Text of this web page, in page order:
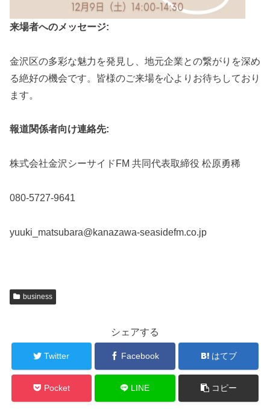
来場者へのメッセージ:
金沢区の多彩な魅力を発見し、地元企業との繋がりを深め
る絶好の機会です。皆様のご来場を心よりお待ちしており
ます。
報道関係者向け連絡先:
株式会社金沢シーサイドFM 共同代表取締役 松原勇稀
080-5727-9641
yuuki_matsubara@kanazawa-seasidefm.co.jp
business
シェアする
Twitter Facebook はてブ
Pocket LINE コピー